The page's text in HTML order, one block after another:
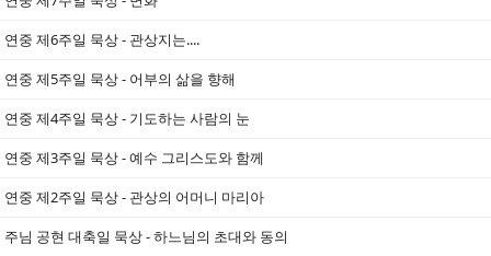
연중 제6주일 묵상 - 관상지는....
연중 제5주일 묵상 - 어부의 삶을 향해
연중 제4주일 묵상 - 기도하는 사람의 눈
연중 제3주일 묵상 - 예수 그리스도와 함께
연중 제2주일 묵상 - 관상의 어머니 마리아
주님 공현 대축일 묵상 - 하느님의 초대와 동의